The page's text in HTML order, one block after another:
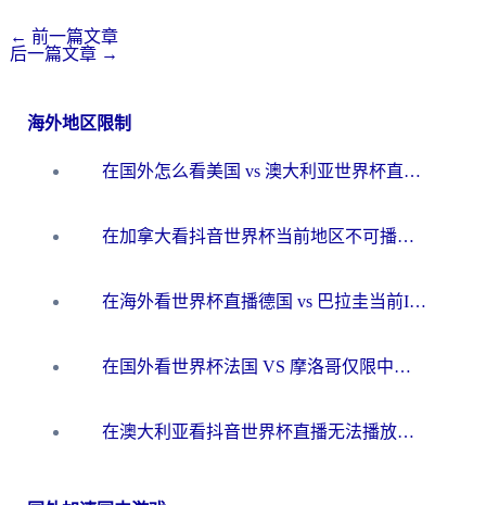
← 前一篇文章
后一篇文章 →
海外地区限制
在国外怎么看美国 vs 澳大利亚世界杯直播？海外党必藏的中文解说观赛指南
在加拿大看抖音世界杯当前地区不可播放？海外党体育观赛终极指南
在海外看世界杯直播德国 vs 巴拉圭当前IP受限制？这篇指南帮你轻松解决地区限制
在国外看世界杯法国 VS 摩洛哥仅限中国大陆？别让地域限制拦下你的欢呼
在澳大利亚看抖音世界杯直播无法播放？海外党体育观赛终极指南来了！